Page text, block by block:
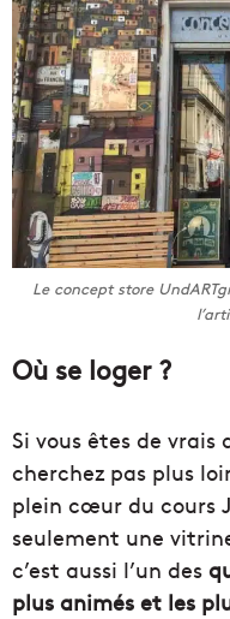
Le concept store
Où se loger ?
Si vous êtes de
cherchez pas plus
plein cœur du cours
seulement une
c’est aussi l’un des
plus animés et les